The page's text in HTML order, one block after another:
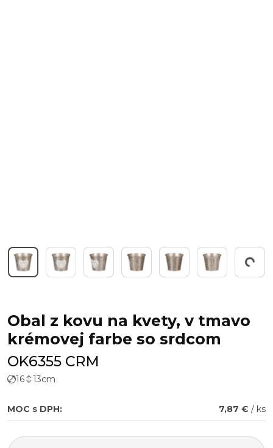
Working...
Obal z kovu na kvety, v tmavo
krémovej farbe so srdcom
OK6355 CRM
16 13cm
MOC s DPH: 7,87 € / ks